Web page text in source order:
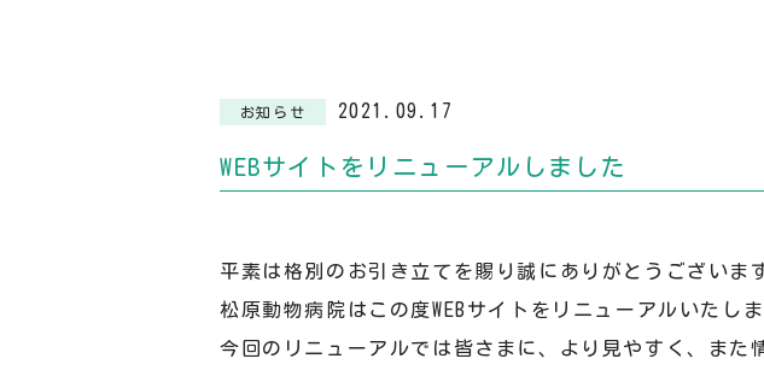
お知らせ 2021.09.17
WEBサイトをリニューアルしました
平素は格別のお引き立てを賜り誠にありがとうございま
松原動物病院はこの度WEBサイトをリニューアルいたしま
今回のリニューアルでは皆さまに、より見やすく、また